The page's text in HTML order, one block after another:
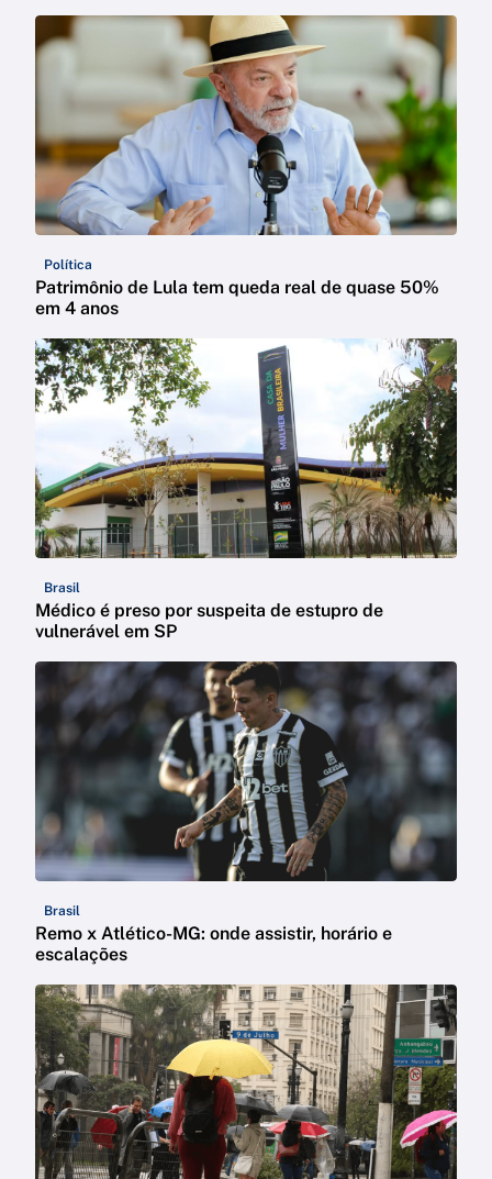
Política
Patrimônio de Lula tem queda real de quase 50%
em 4 anos
Brasil
Médico é preso por suspeita de estupro de
vulnerável em SP
Brasil
Remo x Atlético-MG: onde assistir, horário e
escalações